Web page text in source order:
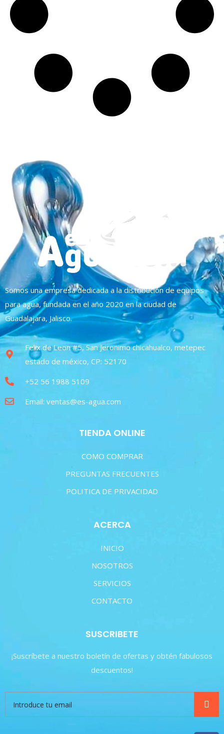
Somos una empresa dedicada a la distribución de equipos
para agua, fundada en el año 2020 en la ciudad de
Guadalajara, Jalisco.
Felix de Leon #5, San Jeronimo chicahualco, metepec
estado de méxico, CP: 52170
+52 56 1988 5109
Email: ventas@es-agua.com
TIENDA ONLINE
COMO COMPRAR
PREGUNTAS FRECUENTES
POLITICA DE PRIVACIDAD
ACERCA
INICIO
NOSOTROS
SERVICIOS
CONTACTO
SUSCRIBETE
¡Suscríbete a nuestro boletín de ofertas y obtén fabulosos
descuentos!